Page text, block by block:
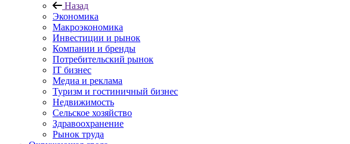
Назад
Экономика
Макроэкономика
Инвестиции и рынок
Компании и бренды
Потребительский рынок
IT бизнес
Медиа и реклама
Туризм и гостиничный бизнес
Недвижимость
Сельское хозяйство
Здравоохранение
Рынок труда